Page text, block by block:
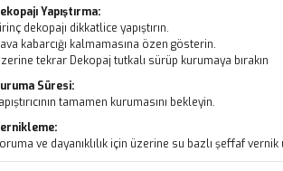
Yapıştırma:
dekopajı dikkatlice yapıştırın.
kabarcığı kalmamasına özen gösterin.
tekrar Dekopaj tutkalı sürüp kurumaya bırakın
Süresi:
tamamen kurumasını bekleyin.
ve dayanıklılık için üzerine su bazlı şeffaf vernik